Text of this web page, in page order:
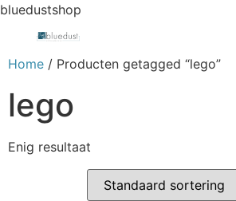
bluedustshop
Home / Producten getagged “lego”
lego
Enig resultaat